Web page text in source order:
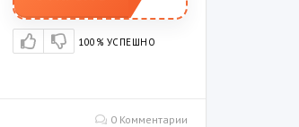
100% УСПЕШНО
0 Комментарии